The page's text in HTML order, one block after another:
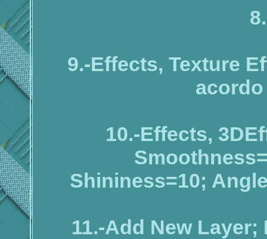
9.-Effects, Texture
10.-Effects,
Shininess=10;
11.-Add New